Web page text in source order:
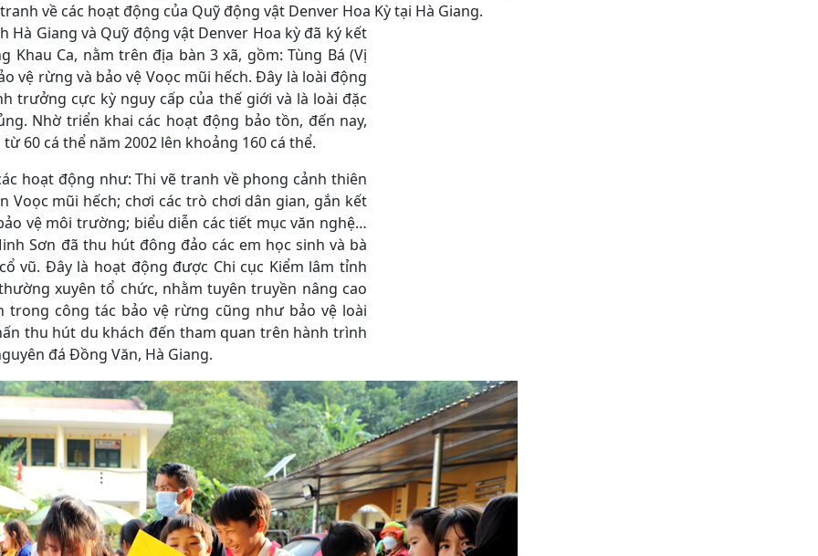
về các hoạt động của Quỹ động vật Denver Hoa Kỳ tại Hà Giang.
Giang và Quỹ động vật Denver Hoa kỳ đã ký kết
Ca, nằm trên địa bàn 3 xã, gồm: Tùng Bá (Vị
vệ rừng và bảo vệ Voọc mũi hếch. Đây là loài động
trưởng cực kỳ nguy cấp của thế giới và là loài đặc
Nhờ triển khai các hoạt động bảo tồn, đến nay,
60 cá thể năm 2002 lên khoảng 160 cá thể.
hoạt động như: Thi vẽ tranh về phong cảnh thiên
Voọc mũi hếch; chơi các trò chơi dân gian, gắn kết
vệ môi trường; biểu diễn các tiết mục văn nghệ…
Sơn đã thu hút đông đảo các em học sinh và bà
vũ. Đây là hoạt động được Chi cục Kiểm lâm tỉnh
xuyên tổ chức, nhằm tuyên truyền nâng cao
công tác bảo vệ rừng cũng như bảo vệ loài
thu hút du khách đến tham quan trên hành trình
đá Đồng Văn, Hà Giang.